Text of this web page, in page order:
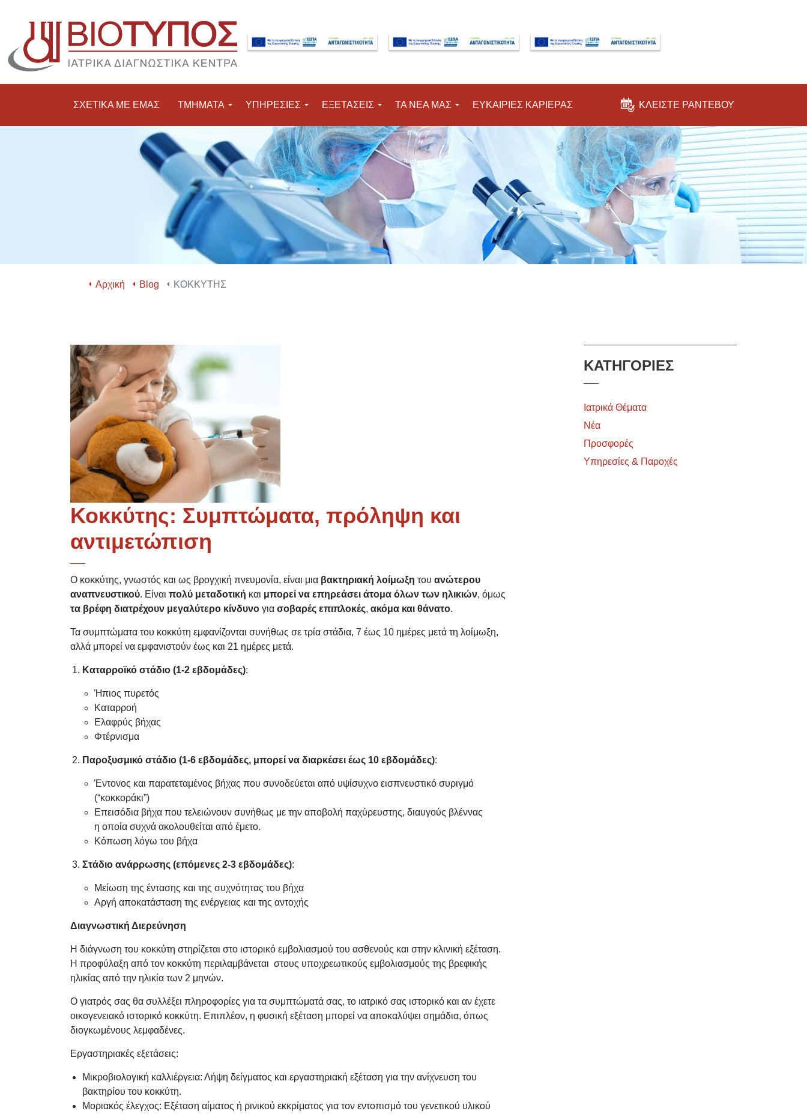
ΣΧΕΤΙΚΑ ΜΕ ΕΜΑΣ ΤΜΗΜΑΤΑ ΥΠΗΡΕΣΙΕΣ ΕΞΕΤΑΣΕΙΣ ΤΑ ΝΕΑ ΜΑΣ ΕΥΚΑΙΡΙΕΣ ΚΑΡΙΕΡΑΣ ΚΛΕΙΣΤΕ ΡΑΝΤΕΒΟΥ
Αρχική Blog ΚΟΚΚΥΤΗΣ
Κοκκύτης: Συμπτώματα, πρόληψη και
αντιμετώπιση
Ο κοκκύτης, γνωστός και ως βρογχική πνευμονία, είναι μια βακτηριακή λοίμωξη του ανώτερου
αναπνευστικού. Είναι πολύ μεταδοτική και μπορεί να επηρεάσει άτομα όλων των ηλικιών, όμως
τα βρέφη διατρέχουν μεγαλύτερο κίνδυνο για σοβαρές επιπλοκές, ακόμα και θάνατο.
Τα συμπτώματα του κοκκύτη εμφανίζονται συνήθως σε τρία στάδια, 7 έως 10 ημέρες μετά τη λοίμωξη,
αλλά μπορεί να εμφανιστούν έως και 21 ημέρες μετά.
Καταρροϊκό στάδιο (1-2 εβδομάδες):
Ήπιος πυρετός
Καταρροή
Ελαφρύς βήχας
Φτέρνισμα
Παροξυσμικό στάδιο (1-6 εβδομάδες, μπορεί να διαρκέσει έως 10 εβδομάδες):
Έντονος και παρατεταμένος βήχας που συνοδεύεται από υψίσυχνο εισπνευστικό συριγμό
(“κοκκοράκι”)
Eπεισόδια βήχα που τελειώνουν συνήθως με την αποβολή παχύρευστης, διαυγούς βλέννας
η οποία συχνά ακολουθείται από έμετο.
Κόπωση λόγω του βήχα
Στάδιο ανάρρωσης (επόμενες 2-3 εβδομάδες):
Μείωση της έντασης και της συχνότητας του βήχα
Αργή αποκατάσταση της ενέργειας και της αντοχής
Διαγνωστική Διερεύνηση
Η διάγνωση του κοκκύτη στηρίζεται στο ιστορικό εμβολιασμού του ασθενούς και στην κλινική εξέταση.
Η προφύλαξη από τον κοκκύτη περιλαμβάνεται στους υποχρεωτικούς εμβολιασμούς της βρεφικής
ηλικίας από την ηλικία των 2 μηνών.
Ο γιατρός σας θα συλλέξει πληροφορίες για τα συμπτώματά σας, το ιατρικό σας ιστορικό και αν έχετε
οικογενειακό ιστορικό κοκκύτη. Επιπλέον, η φυσική εξέταση μπορεί να αποκαλύψει σημάδια, όπως
διογκωμένους λεμφαδένες.
Εργαστηριακές εξετάσεις:
Μικροβιολογική καλλιέργεια: Λήψη δείγματος και εργαστηριακή εξέταση για την ανίχνευση του
βακτηρίου του κοκκύτη.
Μοριακός έλεγχος: Εξέταση αίματος ή ρινικού εκκρίματος για τον εντοπισμό του γενετικού υλικού
ΚΑΤΗΓΟΡΙΕΣ
Ιατρικά Θέματα
Νέα
Προσφορές
Υπηρεσίες & Παροχές